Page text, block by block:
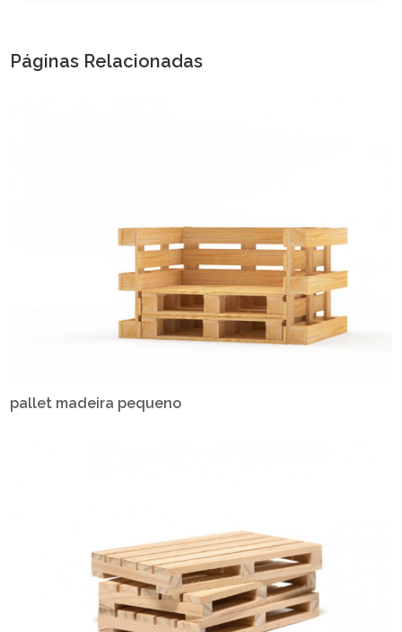
Páginas Relacionadas
pallet madeira pequeno